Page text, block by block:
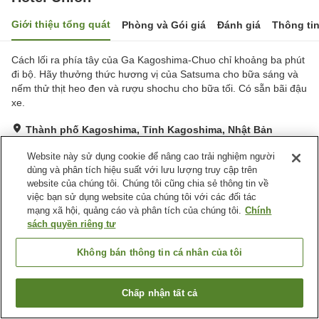
Giới thiệu tổng quát Phòng và Gói giá Đánh giá Thông
Cách lối ra phía tây của Ga Kagoshima-Chuo chỉ khoảng ba phút
đi bộ. Hãy thưởng thức hương vị của Satsuma cho bữa sáng và
nếm thử thịt heo đen và rượu shochu cho bữa tối. Có sẵn bãi đậu
xe.
Thành phố Kagoshima, Tỉnh Kagoshima, Nhật Bản
Rất tốt Đánh giá:276lượt
Tiện nghi chỗ nghỉ
Bãi đỗ xe
Trang chủ Nhật Bản Tỉnh Kagoshima
Thành phố Kagoshima
Tìm phòng trống
Website này sử dụng cookie để nâng cao trải nghiệm người
dùng và phân tích hiệu suất với lưu lượng truy cập trên
website của chúng tôi. Chúng tôi cũng chia sẻ thông tin về
việc bạn sử dụng website của chúng tôi với các đối tác
mạng xã hội, quảng cáo và phân tích của chúng tôi. Chính
sách quyền riêng tư
Không bán thông tin cá nhân của tôi
Chấp nhận tất cả